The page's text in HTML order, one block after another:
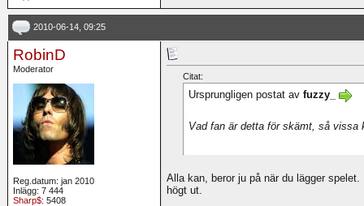
2010-06-14, 09:25
RobinD
Moderator
Reg.datum: jan 2010
Inlägg: 7 444
Sharp$: 5408
Citat:
Ursprungligen postat av fuzzy_
Vad fan är detta för skämt, så vissa
Alla kan, beror ju på när du lägger
högt ut.